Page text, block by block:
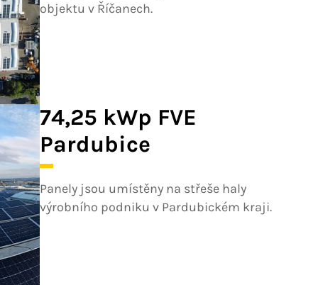
objektu v Říčanech.
74,25 kWp FVE
Pardubice
Panely jsou umístěny na střeše haly
výrobního podniku v Pardubickém kraji.